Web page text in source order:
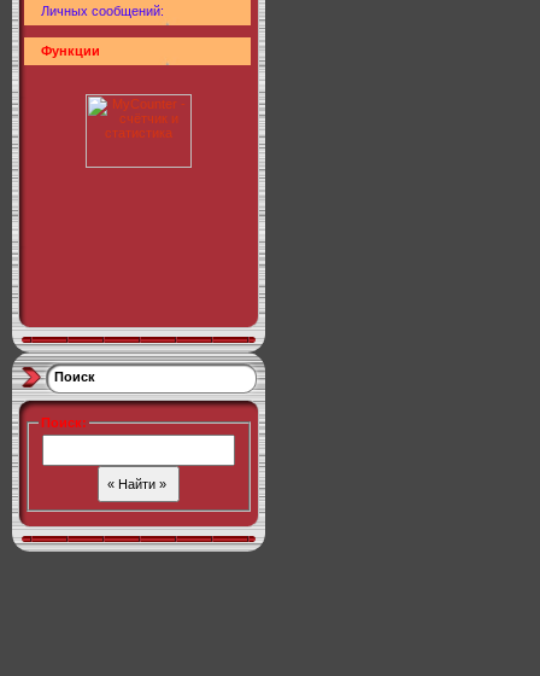
Личных сообщений:
Функции
Поиск
Поиск: